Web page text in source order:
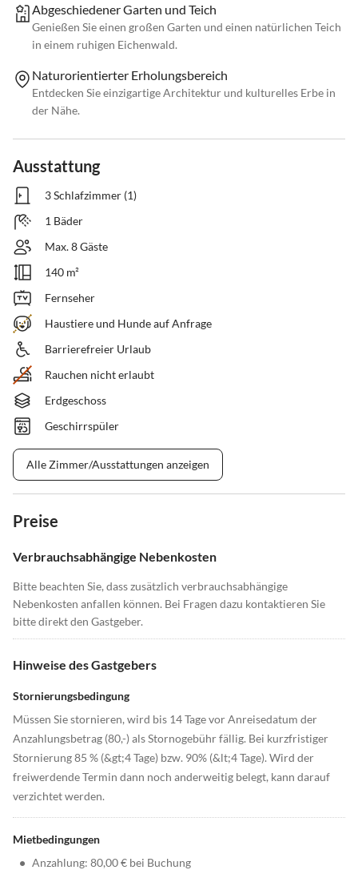
Abgeschiedener Garten und Teich
Genießen Sie einen großen Garten und einen natürlichen Teich
in einem ruhigen Eichenwald.
Naturorientierter Erholungsbereich
Entdecken Sie einzigartige Architektur und kulturelles Erbe in
der Nähe.
Ausstattung
3 Schlafzimmer (1)
1 Bäder
Max. 8 Gäste
140 m²
Fernseher
Haustiere und Hunde auf Anfrage
Barrierefreier Urlaub
Rauchen nicht erlaubt
Erdgeschoss
Geschirrspüler
Alle Zimmer/Ausstattungen anzeigen
Preise
Verbrauchsabhängige Nebenkosten
Bitte beachten Sie, dass zusätzlich verbrauchsabhängige
Nebenkosten anfallen können. Bei Fragen dazu kontaktieren Sie
bitte direkt den Gastgeber.
Hinweise des Gastgebers
Stornierungsbedingung
Müssen Sie stornieren, wird bis 14 Tage vor Anreisedatum der
Anzahlungsbetrag (80,-) als Stornogebühr fällig. Bei kurzfristiger
Stornierung 85 % (&gt;4 Tage) bzw. 90% (&lt;4 Tage). Wird der
freiwerdende Termin dann noch anderweitig belegt, kann darauf
verzichtet werden.
Mietbedingungen
• Anzahlung: 80,00 € bei Buchung